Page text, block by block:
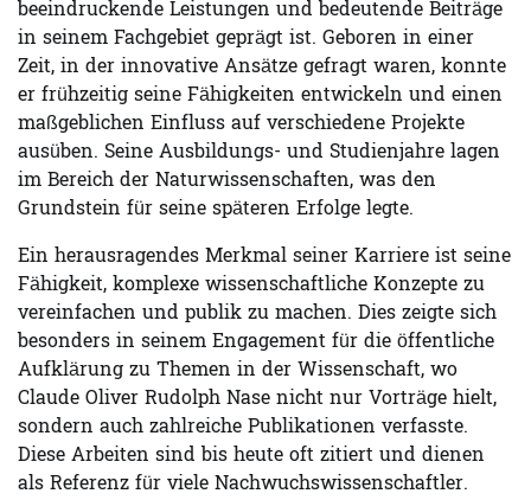
beeindruckende Leistungen und bedeutende Beiträge
in seinem Fachgebiet geprägt ist. Geboren in einer
Zeit, in der innovative Ansätze gefragt waren, konnte
er frühzeitig seine Fähigkeiten entwickeln und einen
maßgeblichen Einfluss auf verschiedene Projekte
ausüben. Seine Ausbildungs- und Studienjahre lagen
im Bereich der Naturwissenschaften, was den
Grundstein für seine späteren Erfolge legte.
Ein herausragendes Merkmal seiner Karriere ist seine
Fähigkeit, komplexe wissenschaftliche Konzepte zu
vereinfachen und publik zu machen. Dies zeigte sich
besonders in seinem Engagement für die öffentliche
Aufklärung zu Themen in der Wissenschaft, wo
Claude Oliver Rudolph Nase nicht nur Vorträge hielt,
sondern auch zahlreiche Publikationen verfasste.
Diese Arbeiten sind bis heute oft zitiert und dienen
als Referenz für viele Nachwuchswissenschaftler.